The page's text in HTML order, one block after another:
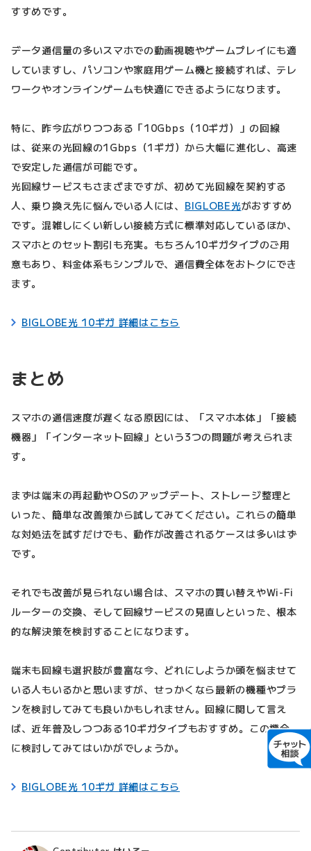
すすめです。
データ通信量の多いスマホでの動画視聴やゲームプレイにも適
していますし、パソコンや家庭用ゲーム機と接続すれば、テレ
ワークやオンラインゲームも快適にできるようになります。
特に、昨今広がりつつある「10Gbps（10ギガ）」の回線
は、従来の光回線の1Gbps（1ギガ）から大幅に進化し、高速
で安定した通信が可能です。
光回線サービスもさまざまですが、初めて光回線を契約する
人、乗り換え先に悩んでいる人には、 BIGLOBE光がおすすめ
です。混雑しにくい新しい接続方式に標準対応しているほか、
スマホとのセット割引も充実。もちろん10ギガタイプのご用
意もあり、料金体系もシンプルで、通信費全体をおトクにでき
ます。
BIGLOBE光 10ギガ 詳細はこちら
まとめ
スマホの通信速度が遅くなる原因には、「スマホ本体」「接続
機器」「インターネット回線」という3つの問題が考えられま
す。
まずは端末の再起動やOSのアップデート、ストレージ整理と
いった、簡単な改善策から試してみてください。これらの簡単
な対処法を試すだけでも、動作が改善されるケースは多いはず
です。
それでも改善が見られない場合は、スマホの買い替えやWi-Fi
ルーターの交換、そして回線サービスの見直しといった、根本
的な解決策を検討することになります。
端末も回線も選択肢が豊富な今、どれにしようか頭を悩ませて
いる人もいるかと思いますが、せっかくなら最新の機種やプラ
ンを検討してみても良いかもしれません。回線に関して言え
ば、近年普及しつつある10ギガタイプもおすすめ。この機会
に検討してみてはいかがでしょうか。
BIGLOBE光 10ギガ 詳細はこちら